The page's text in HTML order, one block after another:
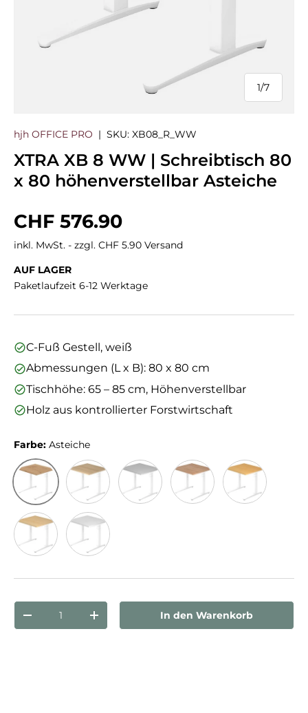
1/
von
7
hjh OFFICE PRO | SKU: XB08_R_WW
XTRA XB 8 WW | Schreibtisch 80
x 80 höhenverstellbar Asteiche
Normaler Preis
CHF 576.90
inkl. MwSt. - zzgl. CHF 5.90 Versand
AUF LAGER
Paketlaufzeit 6-12 Werktage
C-Fuß Gestell, weiß
Abmessungen (L x B): 80 x 80 cm
Tischhöhe: 65 – 85 cm, Höhenverstellbar
Holz aus kontrollierter Forstwirtschaft
Farbe: Asteiche
Asteiche Eiche
Anzahl
Menge verringernMenge erhöhenIn den Warenkorb